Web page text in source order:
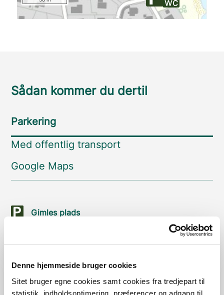
Denne hjemmeside bruger cookies
Sitet bruger egne cookies samt cookies fra tredjepart til
statistik, indholdsoptimering, præferencer og adgang til
Sådan kommer du dertil
Parkering
Med offentlig transport
Google Maps
Gimles plads
P-plads ved stranden "Lille Klit".
Læs mere